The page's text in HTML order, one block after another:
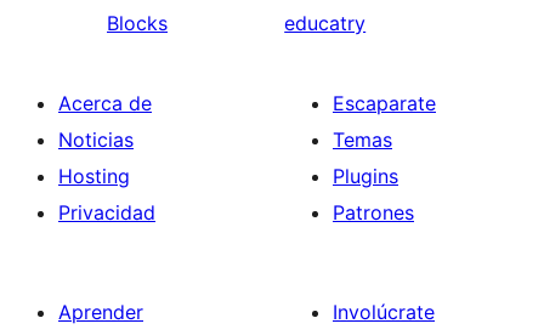
Blocks
educatry
Acerca de
Noticias
Hosting
Privacidad
Escaparate
Temas
Plugins
Patrones
Aprender
Involúcrate